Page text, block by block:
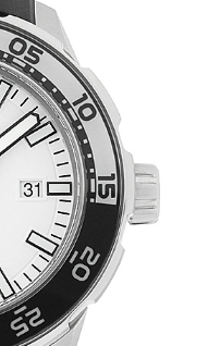
パテック
フィリップ